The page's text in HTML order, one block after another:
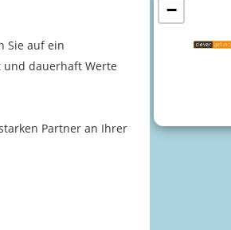
Sie auf ein
und dauerhaft Werte
Partner an Ihrer
−